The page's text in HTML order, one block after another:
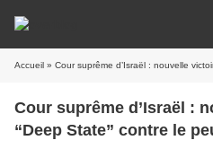
Accueil » Cour suprême d’Israël : nouvelle
Cour suprême d’Israël :
“Deep State” contre le